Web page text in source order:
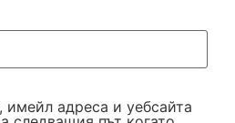
имейл адреса и уебсайта